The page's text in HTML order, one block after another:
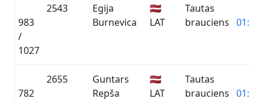
983
/
1027
2543
Egija
Burnevica
🇱🇻
LAT
Tautas
brauciens
782
2655
Guntars
Repša
🇱🇻
LAT
Tautas
brauciens